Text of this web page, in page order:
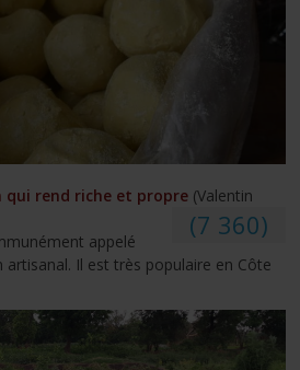
qui rend riche et propre (Valentin
(7 360)
appelé
Il est très populaire en Côte